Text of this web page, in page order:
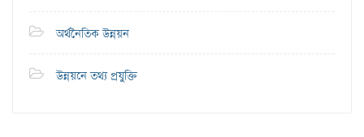
অর্থনৈতিক উন্নয়ন
উন্নয়নে তথ্য প্রযুক্তি